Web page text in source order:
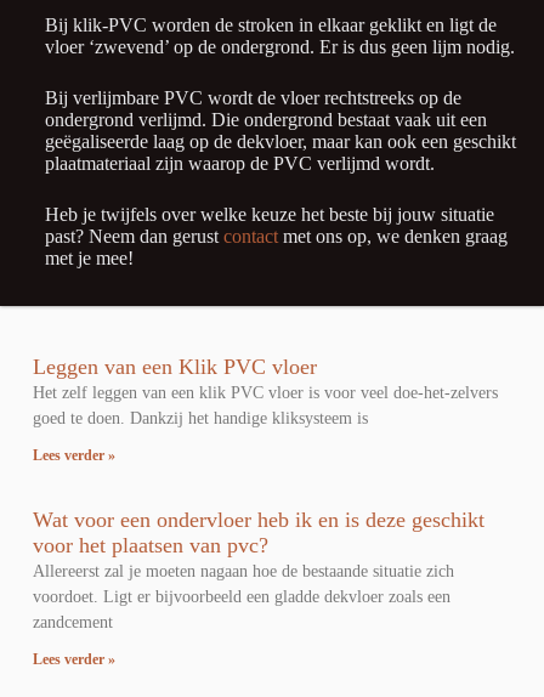
Bij klik-PVC worden de stroken in elkaar geklikt en ligt de
vloer ‘zwevend’ op de ondergrond. Er is dus geen lijm nodig.
Bij verlijmbare PVC wordt de vloer rechtstreeks op de
ondergrond verlijmd. Die ondergrond bestaat vaak uit een
geëgaliseerde laag op de dekvloer, maar kan ook een geschikt
plaatmateriaal zijn waarop de PVC verlijmd wordt.
Heb je twijfels over welke keuze het beste bij jouw situatie
past? Neem dan gerust contactmet ons op, we denken graag
met je mee!
Leggen van een Klik PVC vloer
Het zelf leggen van een klik PVC vloer is voor veel doe-het-zelvers
goed te doen. Dankzij het handige kliksysteem is
Lees verder »
Wat voor een ondervloer heb ik en is deze geschikt
voor het plaatsen van pvc?
Allereerst zal je moeten nagaan hoe de bestaande situatie zich
voordoet. Ligt er bijvoorbeeld een gladde dekvloer zoals een
zandcement
Lees verder »